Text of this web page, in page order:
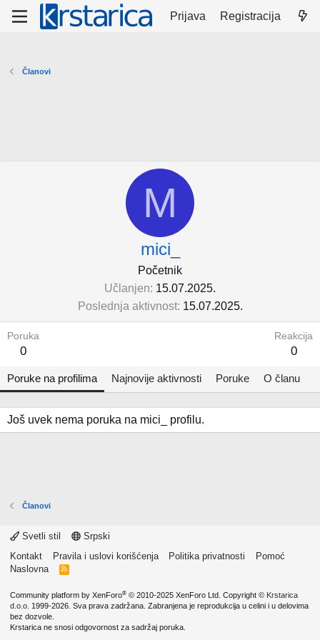
Prijava Registracija
Članovi
M
mici_
Početnik
Učlanjen 15.07.2025.
Poslednja aktivnost 15.07.2025.
Poruka
0
Reakcija
0
Poruke na profilima Najnovije aktivnosti Poruke O članu
Još uvek nema poruka na mici_ profilu.
Članovi
Svetli stil
Srpski
Kontakt
Pravila i uslovi korišćenja Politika privatnosti
Pomoć
Naslovna
R
Community platform by XenForo® © 2010-2025 XenForo Ltd. Copyright © Krstarica
d.o.o. 1999-2026. Sva prava zadržana. Zabranjena je reprodukcija u celini i u delovima
bez dozvole.
Krstarica ne snosi odgovornost za sadržaj poruka.